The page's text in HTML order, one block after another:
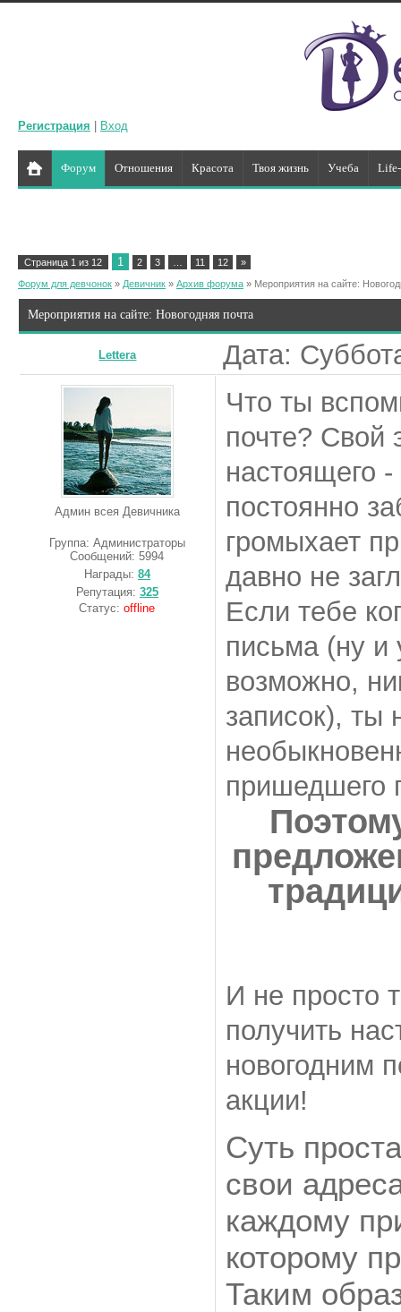
Регистрация Вход
Форум Отношения Красота Твоя жизнь Учеба
Страница 1 из 12 1 2 3 11 12
»
Форум для девчонок » Девичник » Архив форума » Мероприятия на сайте:
Мероприятия на сайте: Новогодняя почта
Lettera Дата:
Админ всея Девичника
Группа: Администраторы
Сообщений:5994
Награды: 84
Репутация: 325
Статус:offline
Что ты
почте? Свой
настоящего -
постоянно
громыхает
давно не
Если тебе
письма (ну и
возможно,
записок), ты
пришедшего
И не просто
получить
новогодним
акции!
Суть
свои
каждому
которому
Таким